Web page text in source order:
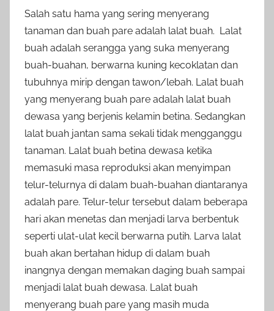
Salah satu hama yang sering menyerang
tanaman dan buah pare adalah lalat buah. Lalat
buah adalah serangga yang suka menyerang
buah-buahan, berwarna kuning kecoklatan dan
tubuhnya mirip dengan tawon/lebah. Lalat buah
yang menyerang buah pare adalah lalat buah
dewasa yang berjenis kelamin betina. Sedangkan
lalat buah jantan sama sekali tidak mengganggu
tanaman. Lalat buah betina dewasa ketika
memasuki masa reproduksi akan menyimpan
telur-telurnya di dalam buah-buahan diantaranya
adalah pare. Telur-telur tersebut dalam beberapa
hari akan menetas dan menjadi larva berbentuk
seperti ulat-ulat kecil berwarna putih. Larva lalat
buah akan bertahan hidup di dalam buah
inangnya dengan memakan daging buah sampai
menjadi lalat buah dewasa. Lalat buah
menyerang buah pare yang masih muda